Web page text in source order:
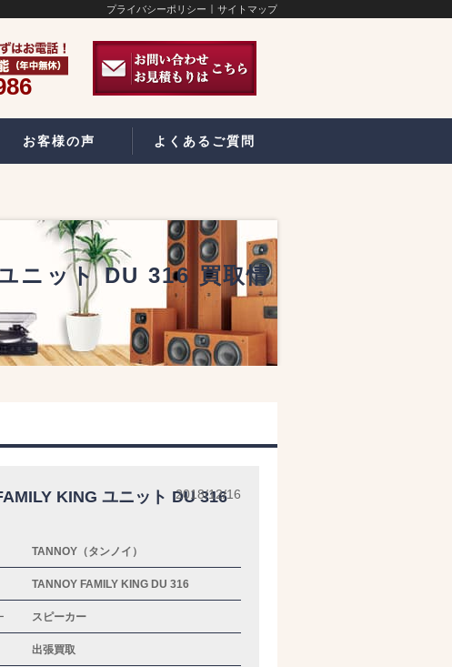
プライバシーポリシー サイトマップ
お客様の声 よくあるご質問
ニット DU 316 買取情
KING ユニット DU 316
2018/12/16
TANNOY（タンノイ）
TANNOY FAMILY KING DU 316
スピーカー
出張買取